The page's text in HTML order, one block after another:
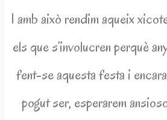
I amb això rendim aqueix
els que s’involucren perquè
fent-se aquesta festa i
pogut ser, esperarem